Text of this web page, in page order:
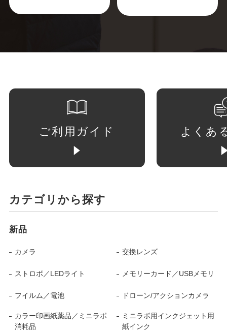
ご利用ガイド よくあ
カテゴリから探す
新品
カメラ 交換レンズ
ストロボ／LEDライト メモリーカード／USBメモリ
フイルム／電池 ドローン/アクションカメラ
カラー印画紙薬品／ミニラボ
消耗品
ミニラボ用インクジェット用
紙インク